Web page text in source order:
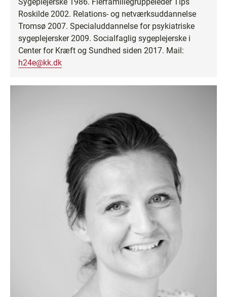
Roskilde 2002. Relations- og netværksuddannelse
Tromsø 2007. Specialuddannelse for psykiatriske
sygeplejersker 2009. Socialfaglig sygeplejerske i
Center for Kræft og Sundhed siden 2017. Mail:
h24e@kk.dk